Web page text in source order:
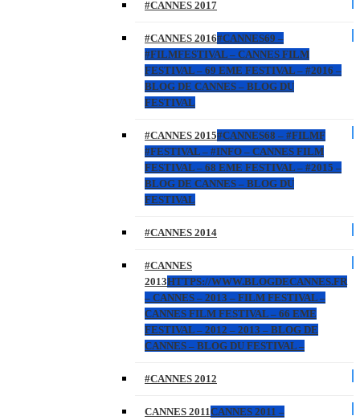
#CANNES 2017
#CANNES 2016#CANNES69 –
#FILMFESTIVAL – CANNES FILM
FESTIVAL – 69 EME FESTIVAL – #2016 –
BLOG DE CANNES – BLOG DU
FESTIVAL
#CANNES 2015#CANNES68 – #FILMF
#FESTIVAL – #INFO – CANNES FILM
FESTIVAL – 68 EME FESTIVAL – #2015 –
BLOG DE CANNES – BLOG DU
FESTIVAL
#CANNES 2014
#CANNES
2013HTTPS://WWW.BLOGDECANNES.FR
– CANNES – 2013 – FILM FESTIVAL –
CANNES FILM FESTIVAL – 66 EME
FESTIVAL – 2012 – 2013 – BLOG DE
CANNES – BLOG DU FESTIVAL –
#CANNES 2012
CANNES 2011CANNES 2011 –